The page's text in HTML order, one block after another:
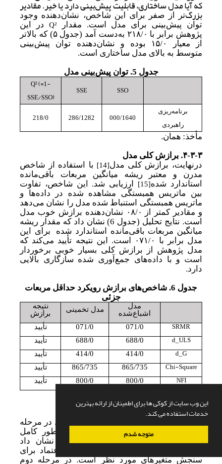
این وب سایت از کوکی ها برای اطمینان از ارائه بهترین
خدمات استفاده می کند.
متوجه شدم
که آیا مدل ساختاری، قابلیت پیش‌بینی دارد یا خیر. مقادیر
بزرگتر از صفر برای این شاخص، نشان‌دهنده وجود
توان پیش‌بینی برای مدل است. مقدارQ² در این
پژوهش برابر با ۲۱۸/۰ به
دست آمد (جدول۵) که بالاتر
از معیار ۱۵/۰ بوده و نشان‌دهنده توان پیش‌بینی
متوسط به بالای مدل ساختاری است.
جدول 5. توان پیش‌بینی مدل
SSO
SSE
Q² (=1-
SSE/SSO)
برنامه‌ریزی
راهبردی
000/1640
286/1282
218/0
مأخذ: همان.
۴-۳-۳. برازش کلی مدل
درنهایت، برازش کلی مدل[14] با استفاده از شاخص
مدرن و معتبر ریشه میانگین مربعات باقی‌مانده
استاندارد شده[15]
ارزیابی شد. این شاخص، تفاوت
بین ماتریس همبستگی مشاهده ‌شده در داده‌ها و
ماتریس همبستگی استنباط‌ شده مدل را نشان می‌دهد
و مقادیر کمتر از ۰۸/۰ نشان‌دهنده برازش خوب مدل
است. نتایج تحلیل (جدول 6)
نشان داد که مقدار ریشه
میانگین مربعات باقی‌مانده استاندارد شده
برای این
مدل برابر با ۰۷۱/۰ است. این نتیجه تأیید می‌کند که
مدل پژوهش از برازش کلی بسیار خوبی برخوردار
است و با داده‌های جمع‌آوری‌ شده سازگاری بالایی
دارد.
جدول 6. شاخص
های برازش رویکرد حداقل مربعات
جزئی
مدل
اشباعشده مدل تخمینی
نتیجه
برازش
SRMR
071/0
071/0 تأیید
d_ULS
688/0
688/0 تأیید
d_G
414/0
414/0 تأیید
Chi-Square
865/735
865/735 تأیید
NFI
800/0
800/0 تأیید
۴-۴. خلاصه نتایج
تحلیل داده‌ها در دو مرحله اصلی انجام شد. در مرحله
اول، نتایج آزمون‌های پایایی و روایی به
طور کامل
کیفیت مدل اندازه‌گیری را تأیید کرد و نشان داد
اعتماد برای
سنجش متغیرهای مورد نظر است. در مرحله دوم